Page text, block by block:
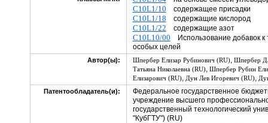
C10L1/10 содержащее присадки
C10L1/18 содержащие кислород
C10L1/22 содержащие азот
C10L10/00 Использование добавок к
особых целей
Автор(ы): Шпербер Елизар Рубинович (RU), Шпербер
Татьяна Николаевна (RU), Шпербер Рубин
Елизарович (RU), Дун Лев Игоревич (RU),
Патентообладатель(и):
Федеральное государственное
учреждение высшего
государственный технологический
"КубГТУ") (RU)